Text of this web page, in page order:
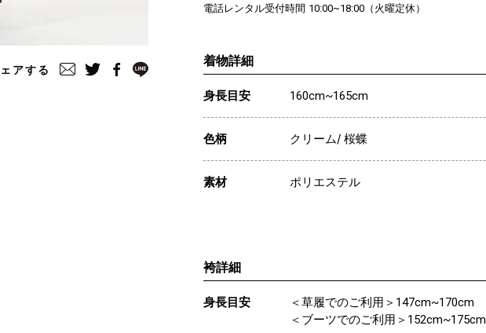
電話レンタル受付時間 10:00~18:00 （火曜定休）
着物詳細
身長目安 160cm~165cm
色柄 クリーム/ 桜蝶
素材 ポリエステル
袴詳細
身長目安
＜草履でのご利用＞147cm~170cm
＜ブーツでのご利用＞152cm~175cm
アする